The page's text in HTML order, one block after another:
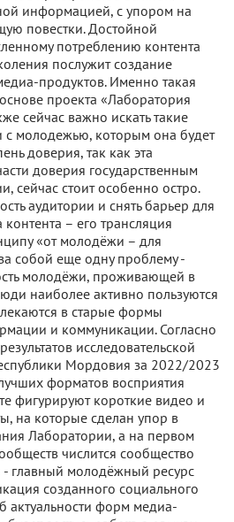
информацией, с упором на
повестки. Достойной
потреблению контента
послужит создание
продуктов. Именно такая
проекта «Лаборатория
сейчас важно искать такие
молодежью, которым она будет
доверия, так как эта
доверия государственным
сейчас стоит особенно остро.
аудитории и снять барьер для
– его трансляция
«от молодёжи – для
собой еще одну проблему -
молодёжи, проживающей в
наиболее активно пользуются
в старые формы
и коммуникации. Согласно
исследовательской
Мордовия за 2022/2023
форматов восприятия
фигурируют короткие видео и
на которые сделан упор в
Лаборатории, а на первом
числится сообщество
главный молодёжный ресурс
созданного социального
актуальности форм медиа-